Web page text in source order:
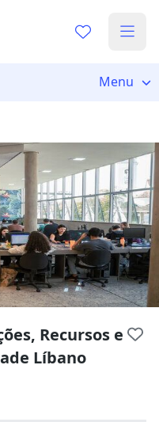
Menu
Recursos e
Líbano